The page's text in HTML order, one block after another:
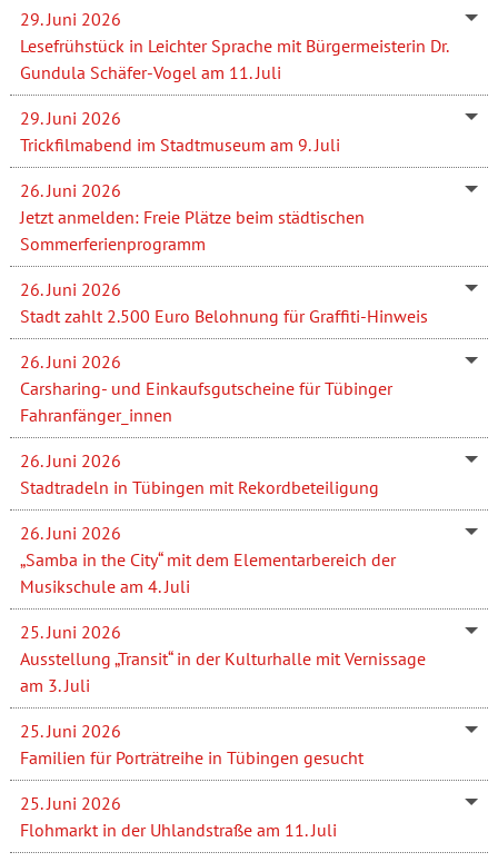
29. Juni 2026
Lesefrühstück in Leichter Sprache mit Bürgermeisterin Dr.
Gundula Schäfer-Vogel am 11. Juli
29. Juni 2026
Trickfilmabend im Stadtmuseum am 9. Juli
26. Juni 2026
Jetzt anmelden: Freie Plätze beim städtischen
Sommerferienprogramm
26. Juni 2026
Stadt zahlt 2.500 Euro Belohnung für Graffiti-Hinweis
26. Juni 2026
Carsharing- und Einkaufsgutscheine für Tübinger
Fahranfänger_innen
26. Juni 2026
Stadtradeln in Tübingen mit Rekordbeteiligung
26. Juni 2026
„Samba in the City“ mit dem Elementarbereich der
Musikschule am 4. Juli
25. Juni 2026
Ausstellung „Transit“ in der Kulturhalle mit Vernissage
am 3. Juli
25. Juni 2026
Familien für Porträtreihe in Tübingen gesucht
25. Juni 2026
Flohmarkt in der Uhlandstraße am 11. Juli